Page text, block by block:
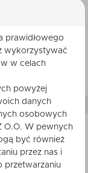
prawidłowego
wykorzystywać
w celach
powyżej
danych
osobowych
O.O. W pewnych
być również
przez nas i
przetwarzaniu